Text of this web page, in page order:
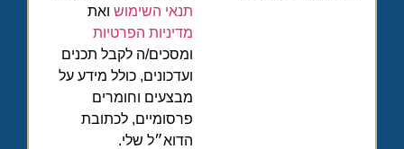
תנאי השימוש ואת
מדיניות הפרטיות
ומסכים/ה לקבל תכנים
ועדכונים, כולל מידע על
מבצעים וחומרים
פרסומיים, לכתובת
הדוא״ל שלי.